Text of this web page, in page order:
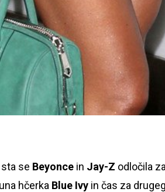
se Beyonce in Jay-Z odločila
hčerka Blue Ivy in čas za